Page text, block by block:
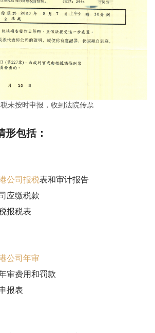
未按时申报，收到法院传票
形包括：
公司报税表和审计报告
应缴税款
报税表
公司年审
审费用和罚款
报表